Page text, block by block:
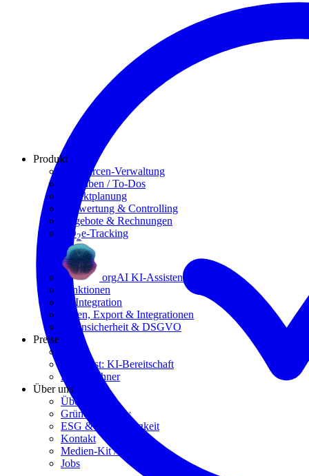
Produkt
Ressourcen-Verwaltung
Aufgaben / To-Dos
Projektplanung
Auswertung & Controlling
Angebote & Rechnungen
CO2e-Tracking
orgAI KI-Assistent
Funktionen
KI Integration
Teilen, Export & Integrationen
Datensicherheit & DSGVO
Preise
Selbsttest: KI-Bereitschaft
ROI-Rechner
Über uns
Über uns
Gründungsstory
ESG & Nachhaltigkeit
Kontakt
Medien-Kit / Presse
Jobs